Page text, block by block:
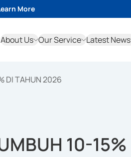
More
About Us Our Service Latest News
DI TAHUN 2026
10-15%